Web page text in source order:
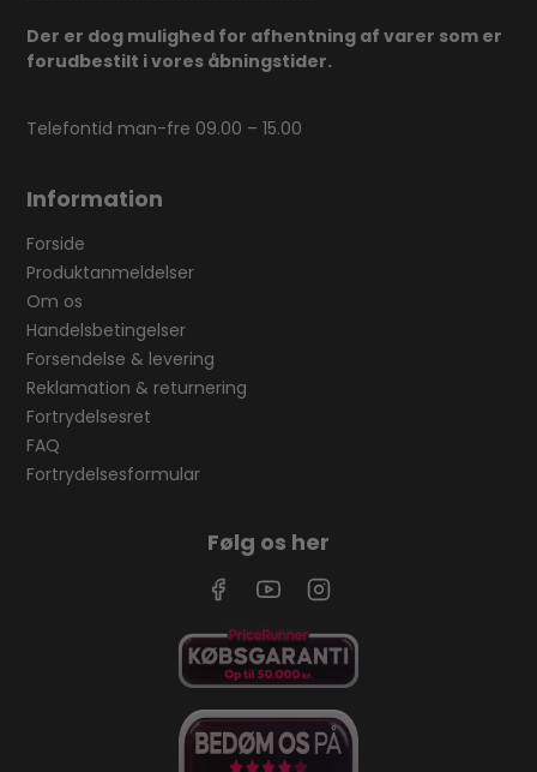
Der er dog mulighed for afhentning af varer som er
forudbestilt i vores åbningstider.
Telefontid man-fre 09.00 – 15.00
Information
Forside
Produktanmeldelser
Om os
Handelsbetingelser
Forsendelse & levering
Reklamation & returnering
Fortrydelsesret
FAQ
Fortrydelsesformular
Følg os her